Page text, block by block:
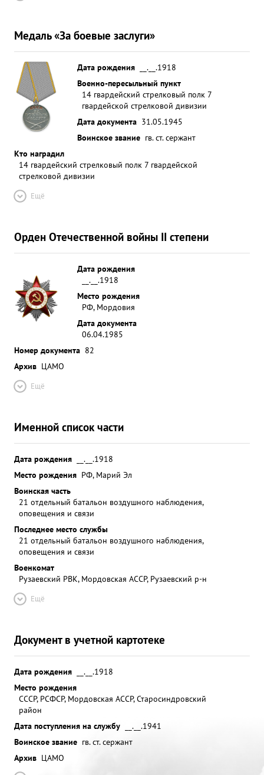
Медаль «За боевые заслуги»
Дата рождения
__.__.1918
Военно-пересыльный пункт
14 гвардейский стрелковый полк 7
гвардейской стрелковой дивизии
Дата документа 31.05.1945
Воинское звание гв. ст. сержант
Кто наградил
14 гвардейский стрелковый полк 7 гвардейской
стрелковой дивизии
Ещё
Орден Отечественной войны II степени
Дата рождения
__.__.1918
Место рождения
РФ, Мордовия
Дата документа
06.04.1985
Номер документа 82
Архив ЦАМО
Ещё
Именной список части
Дата рождения
__.__.1918
Место рождения РФ, Марий Эл
Воинская часть
21 отдельный батальон воздушного наблюдения,
оповещения и связи
Последнее место службы
21 отдельный батальон воздушного наблюдения,
оповещения и связи
Военкомат
Рузаевский РВК, Мордовская АССР, Рузаевский р-н
Ещё
Документ в учетной картотеке
Дата рождения
__.__.1918
Место рождения
СССР, РСФСР, Мордовская АССР, Старосиндровский
район
Дата поступления на службу
__.__.1941
Воинское звание гв. ст. сержант
Архив ЦАМО